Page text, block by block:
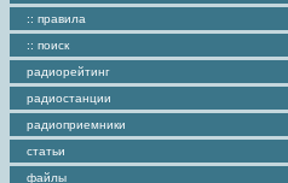
:: правила
:: поиск
радиорейтинг
радиостанции
радиоприемники
статьи
файлы